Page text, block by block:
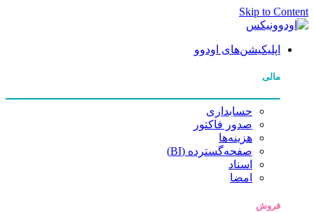
Skip to Content
اپلیکیشن‌های اودوو
مالی
حسابداری
صدور فاکتور
هزینه‌ها
صفحه‌گسترده (BI)
اسناد
امضا
فروش